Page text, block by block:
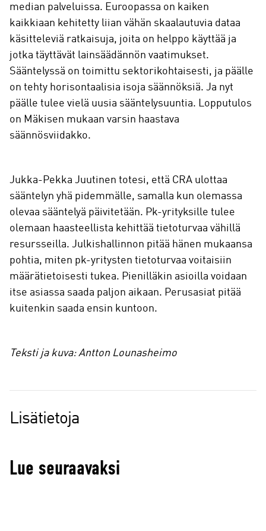
median palveluissa. Euroopassa on kaiken
kaikkiaan kehitetty liian vähän skaalautuvia dataa
käsitteleviä ratkaisuja, joita on helppo käyttää ja
jotka täyttävät lainsäädännön vaatimukset.
Sääntelyssä on toimittu sektorikohtaisesti, ja päälle
on tehty horisontaalisia isoja säännöksiä. Ja nyt
päälle tulee vielä uusia sääntelysuuntia. Lopputulos
on Mäkisen mukaan varsin haastava
säännösviidakko.
Jukka-Pekka Juutinen totesi, että CRA ulottaa
sääntelyn yhä pidemmälle, samalla kun olemassa
olevaa sääntelyä päivitetään. Pk-yrityksille tulee
olemaan haasteellista kehittää tietoturvaa vähillä
resursseilla. Julkishallinnon pitää hänen mukaansa
pohtia, miten pk-yritysten tietoturvaa voitaisiin
määrätietoisesti tukea. Pienilläkin asioilla voidaan
itse asiassa saada paljon aikaan. Perusasiat pitää
kuitenkin saada ensin kuntoon.
Teksti ja kuva: Antton Lounasheimo
Lisätietoja
Lue seuraavaksi